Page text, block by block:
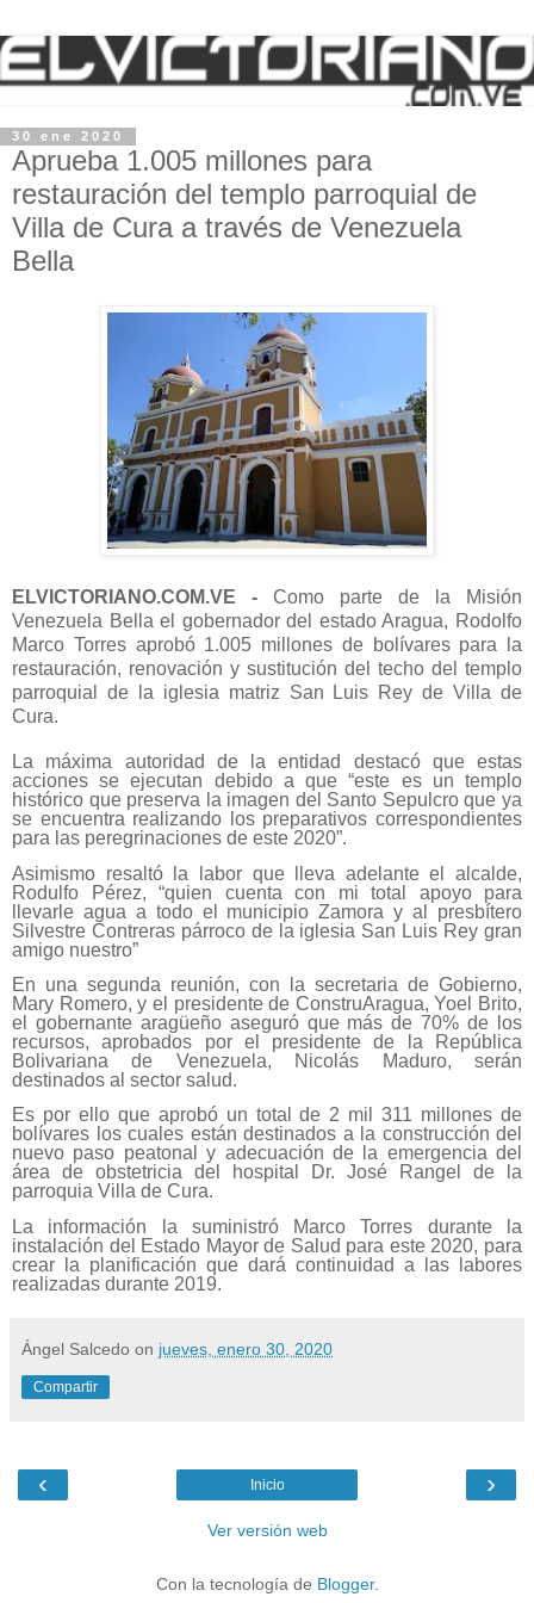
30 ene 2020
Aprueba 1.005 millones para
restauración del templo parroquial de
Villa de Cura a través de Venezuela
Bella
ELVICTORIANO.COM.VE - Como parte de la Misión
Venezuela Bella el gobernador del estado Aragua, Rodolfo
Marco Torres aprobó 1.005 millones de bolívares para la
restauración, renovación y sustitución del techo del templo
parroquial de la iglesia matriz San Luis Rey de Villa de
Cura.
La máxima autoridad de la entidad destacó que estas
acciones se ejecutan debido a que “este es un templo
histórico que preserva la imagen del Santo Sepulcro que ya
se encuentra realizando los preparativos correspondientes
para las peregrinaciones de este 2020”.
Asimismo resaltó la labor que lleva adelante el alcalde,
Rodulfo Pérez, “quien cuenta con mi total apoyo para
llevarle agua a todo el municipio Zamora y al presbítero
Silvestre Contreras párroco de la iglesia San Luis Rey gran
amigo nuestro”
En una segunda reunión, con la secretaria de Gobierno,
Mary Romero, y el presidente de ConstruAragua, Yoel Brito,
el gobernante aragüeño aseguró que más de 70% de los
recursos, aprobados por el presidente de la República
Bolivariana de Venezuela, Nicolás Maduro, serán
destinados al sector salud.
Es por ello que aprobó un total de 2 mil 311 millones de
bolívares los cuales están destinados a la construcción del
nuevo paso peatonal y adecuación de la emergencia del
área de obstetricia del hospital Dr. José Rangel de la
parroquia Villa de Cura.
La información la suministró Marco Torres durante la
instalación del Estado Mayor de Salud para este 2020, para
crear la planificación que dará continuidad a las labores
realizadas durante 2019.
Ángel Salcedo on jueves, enero 30, 2020
Compartir
‹ ›
Inicio
Ver versión web
Con la tecnología de Blogger.